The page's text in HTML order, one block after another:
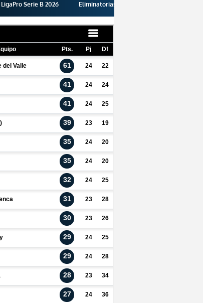
LigaPro Serie B 2026 Eliminatorias 2026